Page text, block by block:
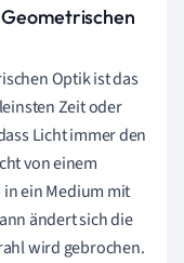
Optik ist das
Zeit oder
Licht immer den
von einem
in ein Medium mit
ändert sich die
wird gebrochen.